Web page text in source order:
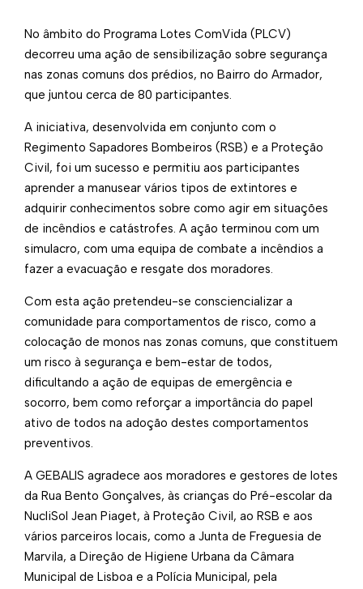
No âmbito do Programa Lotes ComVida (PLCV)
decorreu uma ação de sensibilização sobre segurança
nas zonas comuns dos prédios, no Bairro do Armador,
que juntou cerca de 80 participantes.
A iniciativa, desenvolvida em conjunto com o
Regimento Sapadores Bombeiros (RSB) e a Proteção
Civil, foi um sucesso e permitiu aos participantes
aprender a manusear vários tipos de extintores e
adquirir conhecimentos sobre como agir em situações
de incêndios e catástrofes. A ação terminou com um
simulacro, com uma equipa de combate a incêndios a
fazer a evacuação e resgate dos moradores.
Com esta ação pretendeu-se consciencializar a
comunidade para comportamentos de risco, como a
colocação de monos nas zonas comuns, que constituem
um risco à segurança e bem-estar de todos,
dificultando a ação de equipas de emergência e
socorro, bem como reforçar a importância do papel
ativo de todos na adoção destes comportamentos
preventivos.
A GEBALIS agradece aos moradores e gestores de lotes
da Rua Bento Gonçalves, às crianças do Pré-escolar da
NucliSol Jean Piaget, à Proteção Civil, ao RSB e aos
vários parceiros locais, como a Junta de Freguesia de
Marvila, a Direção de Higiene Urbana da Câmara
Municipal de Lisboa e a Polícia Municipal, pela